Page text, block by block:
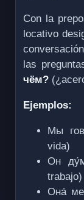
Con la
locativo
las
чём?
Ejemplos:
Мы
vida)
Он
trabajo)
Она́